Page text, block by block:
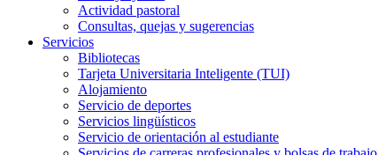
Actividad pastoral
Consultas, quejas y sugerencias
Servicios
Bibliotecas
Tarjeta Universitaria Inteligente (TUI)
Alojamiento
Servicio de deportes
Servicios lingüísticos
Servicio de orientación al estudiante